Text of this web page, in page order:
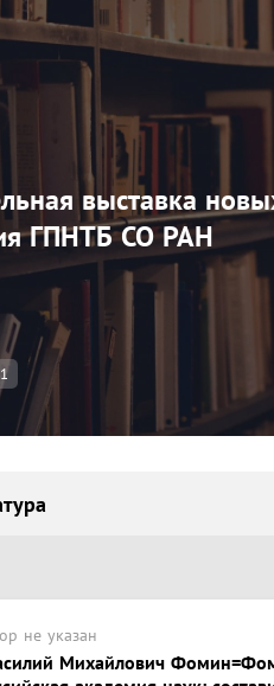
выставка
ГПНТБ СО РАН
не указан
Михайлович